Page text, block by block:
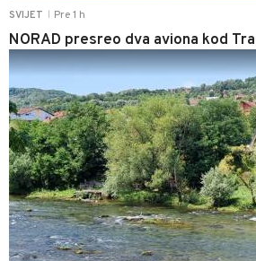
SVIJET Pre 1 h
NORAD presreo dva aviona kod